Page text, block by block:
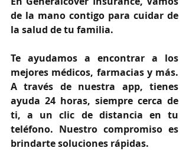
de la mano contigo para cuidar de
la salud de tu familia.
Te ayudamos a encontrar a los
mejores médicos, farmacias y más.
A través de nuestra app, tienes
ayuda 24 horas, siempre cerca de
ti, a un clic de distancia en tu
teléfono. Nuestro compromiso es
brindarte soluciones rápidas.